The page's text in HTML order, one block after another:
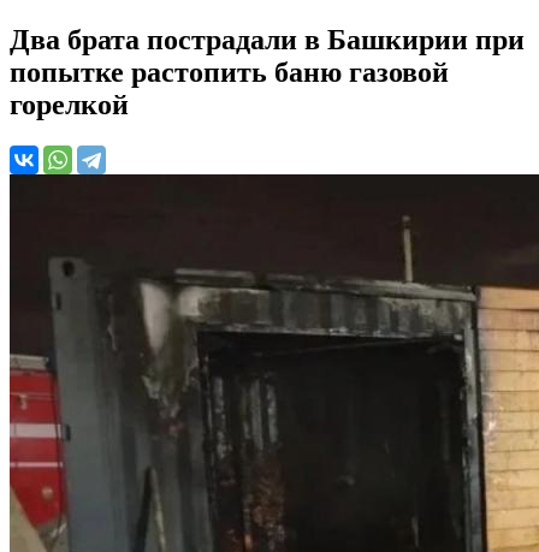
Два брата пострадали в Башкирии при
попытке растопить баню газовой
горелкой